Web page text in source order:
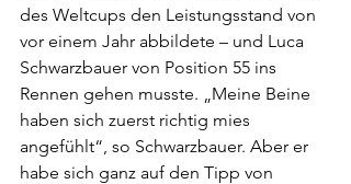
des Weltcups den Leistungsstand von
vor einem Jahr abbildete – und Luca
Schwarzbauer von Position 55 ins
Rennen gehen musste. „Meine Beine
haben sich zuerst richtig mies
angefühlt“, so Schwarzbauer. Aber er
habe sich ganz auf den Tipp von